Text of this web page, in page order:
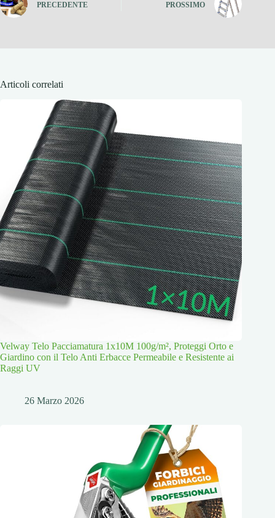
PRECEDENTE PROSSIMO
Articoli correlati
Velway Telo Pacciamatura 1x10M 100g/m², Proteggi Orto e
Giardino con il Telo Anti Erbacce Permeabile e Resistente ai
Raggi UV
26 Marzo 2026